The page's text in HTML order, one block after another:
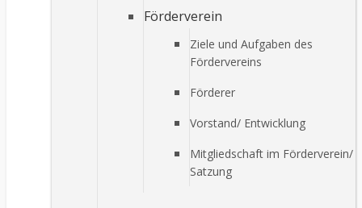
Förderverein
Ziele und Aufgaben des
Fördervereins
Förderer
Vorstand/ Entwicklung
Mitgliedschaft im Förderverein/
Satzung